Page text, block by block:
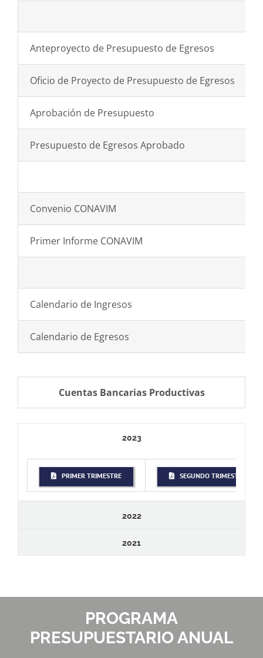
Anteproyecto de Presupuesto de Egresos
Oficio de Proyecto de Presupuesto de Egresos
Aprobación de Presupuesto
Presupuesto de Egresos Aprobado
Convenio CONAVIM
Primer Informe CONAVIM
Calendario de Ingresos
Calendario de Egresos
Cuentas Bancarias Productivas
2023
PRIMER TRIMESTRE SEGUNDO TRIMESTRE
2022
2021
PROGRAMA
PRESUPUESTARIO ANUAL